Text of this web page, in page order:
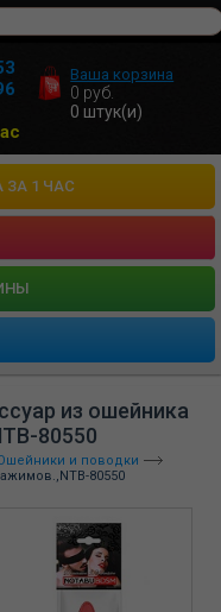
Ваша корзина
0 руб.
0 штук(и)
ЗА 1 ЧАС
из ошейника
80550
и поводки
80550